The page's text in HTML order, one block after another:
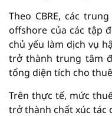
Theo CBRE, các
offshore của các tập
chủ yếu làm dịch vụ
trở thành trung tâm
tổng diện tích cho
Trên thực tế, mức
trở thành chất xúc tác